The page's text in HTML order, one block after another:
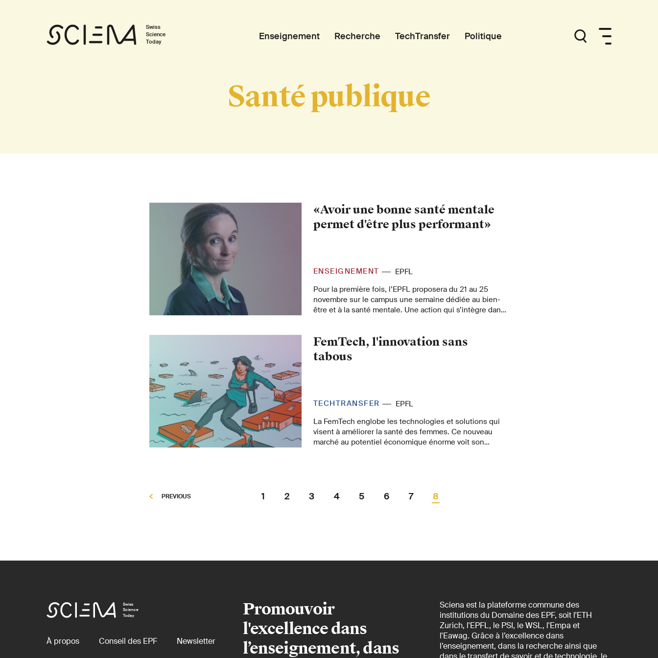
Swiss
Science
Today
Enseignement Recherche TechTransfer Politique
Santé publique
«Avoir une bonne santé mentale
permet d'être plus performant»
ENSEIGNEMENT
EPFL
Pour la première fois, l’EPFL proposera du 21 au 25
novembre sur le campus une semaine dédiée au bien-
être et à la santé mentale. Une action qui s’intègre dans
FemTech, l'innovation sans
tabous
TECHTRANSFER
EPFL
La FemTech englobe les technologies et solutions qui
visent à améliorer la santé des femmes. Ce nouveau
marché au potentiel économique énorme voit son
PREVIOUS 1 2 3 4 5 6 7 8
Swiss
Science
Today
À propos Conseil des EPF Newsletter
Promouvoir
l'excellence dans
l’enseignement, dans
Sciena est la plateforme commune des
institutions du Domaine des EPF, soit l'ETH
Zurich, l'EPFL, le PSI, le WSL, l'Empa et
l'Eawag. Grâce à l’excellence dans
l’enseignement, dans la recherche ainsi que